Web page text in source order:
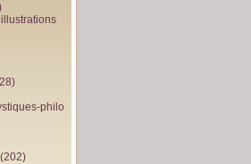
philo
(202)